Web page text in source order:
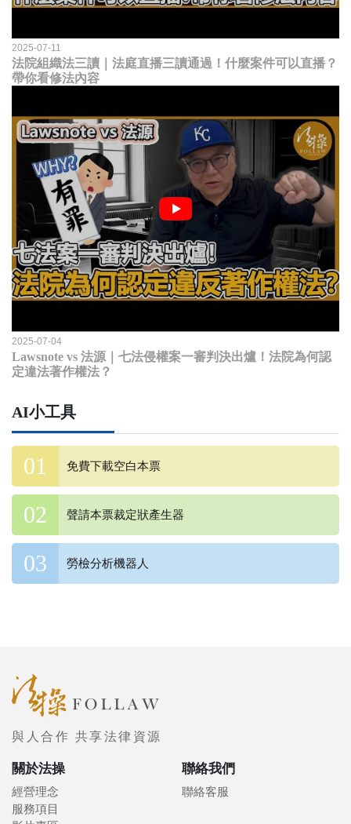
2025-07-11
法院組織法三讀｜法庭直播三讀通過！什麼案件可以直播？
帶你看修法內容
2025-07-04
Lawsnote vs 法源｜七法侵權案一審判決出爐！法院為何認
定違法著作權法？
AI小工具
免費下載空白本票
聲請本票裁定狀產生器
勞檢分析機器人
與人合作 共享法律資源
關於法操
經營理念
服務項目
聯絡我們
聯絡客服